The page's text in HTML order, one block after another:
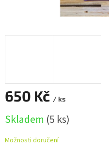
650 Kč / ks
cena:
Skladem (5 ks)
Možnosti doručení